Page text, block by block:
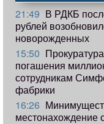
21:49 В РДКБ
рублей
новорожденных
15:50
погашения
сотрудникам
фабрики
16:26
местонахождение